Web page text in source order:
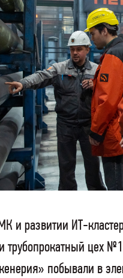
и развитии ИТ-
трубопрокатный цех
побывали в